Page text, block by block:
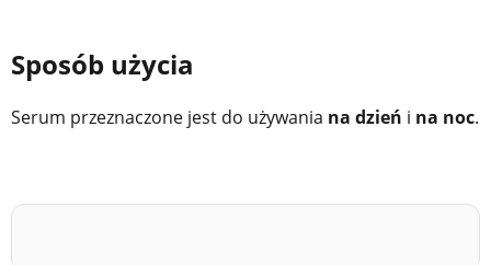
Sposób użycia
Serum przeznaczone jest do używania na dzień i na noc.